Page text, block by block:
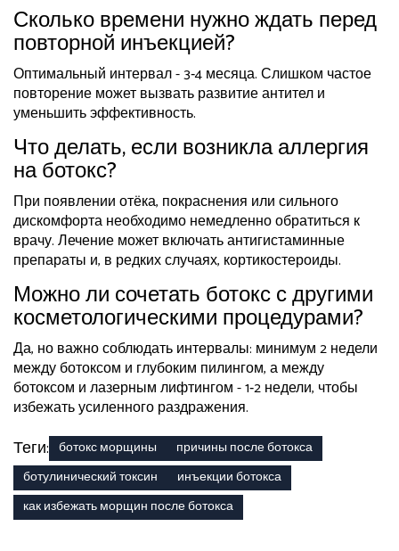
Сколько времени нужно ждать перед
повторной инъекцией?
Оптимальный интервал - 3‑4 месяца. Слишком частое
повторение может вызвать развитие антител и
уменьшить эффективность.
Что делать, если возникла аллергия
на ботокс?
При появлении отёка, покраснения или сильного
дискомфорта необходимо немедленно обратиться к
врачу. Лечение может включать антигистаминные
препараты и, в редких случаях, кортикостероиды.
Можно ли сочетать ботокс с другими
косметологическими процедурами?
Да, но важно соблюдать интервалы: минимум 2 недели
между ботоксом и глубоким пилингом, а между
ботоксом и лазерным лифтингом - 1‑2 недели, чтобы
избежать усиленного раздражения.
Теги: ботокс морщины
причины после ботокса
ботулинический токсин
инъекции ботокса
как избежать морщин после ботокса